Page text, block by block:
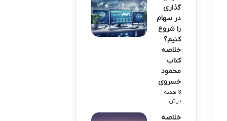
گذاری
در سهام
را شروع
کنیم؟
خلاصه
کتاب
محمود
خسروی
3 هفته
پیش
خلاصه